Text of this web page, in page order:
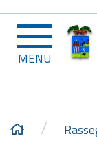
MENU
/